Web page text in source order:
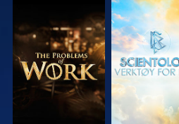
UTFORSK
SERIEN
UTFORSK
SERIEN